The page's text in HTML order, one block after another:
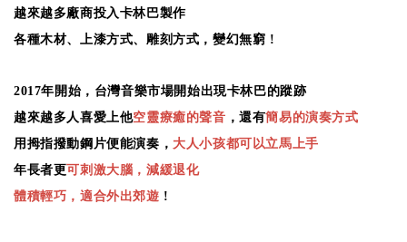
越來越多廠商投入卡林巴製作
各種木材、上漆方式、雕刻方式，變幻無窮 !
2017年開始，台灣音樂市場開始出現卡林巴的蹤跡
越來越多人喜愛上他空靈療癒的聲音 ，還有簡易的演奏方式
用拇指撥動鋼片便能演奏， 大人小孩都可以立馬上手
年長者更可刺激大腦，減緩退化
體積輕巧，適合外出郊遊 !